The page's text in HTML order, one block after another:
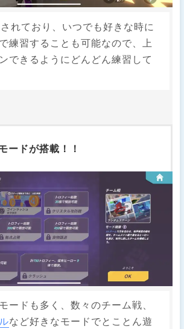
れており、いつでも好きな時に
練習することも可能なので、上
できるようにどんどん練習して
ードが搭載！！
ードも多く、数々のチーム戦、
など好きなモードでとことん遊